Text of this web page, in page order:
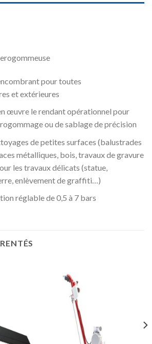
pour toutes
et extérieures
œuvre le rendant opérationnel pour
ou de sablage de précision
de petites surfaces (balustrades
métalliques, bois, travaux de gravure
les travaux délicats (statue,
enlèvement de graffiti…)
réglable de 0,5 à 7 bars